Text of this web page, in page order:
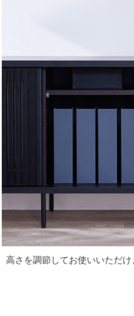
高さを調節してお使いいただけ